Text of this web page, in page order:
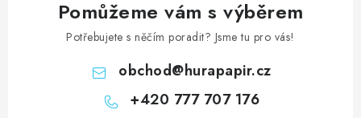
Pomůžeme vám s výběrem
Potřebujete s něčím poradit? Jsme tu pro vás!
obchod@hurapapir.cz
+420 777 707 176